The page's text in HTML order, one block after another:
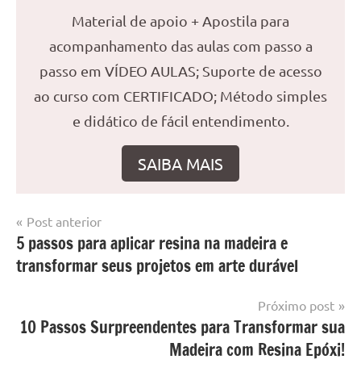
Material de apoio + Apostila para
acompanhamento das aulas com passo a
passo em VÍDEO AULAS; Suporte de acesso
ao curso com CERTIFICADO; Método simples
e didático de fácil entendimento.
SAIBA MAIS
Marcado
com
mesa
Mesa
Mesa
resinada
Navegação
de
Post
Post anterior
5 passos para aplicar resina na madeira e
transformar seus projetos em arte durável
Próximo post
10 Passos Surpreendentes para Transformar sua
Madeira com Resina Epóxi!